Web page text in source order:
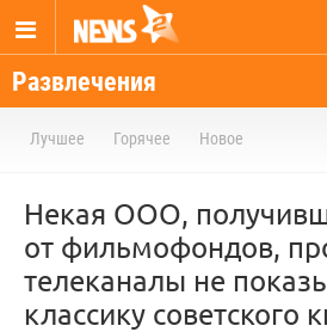
Развлечения
Лучшее Горячее Новое
Некая ООО,
от фильмофондов,
телеканалы не
классику советского